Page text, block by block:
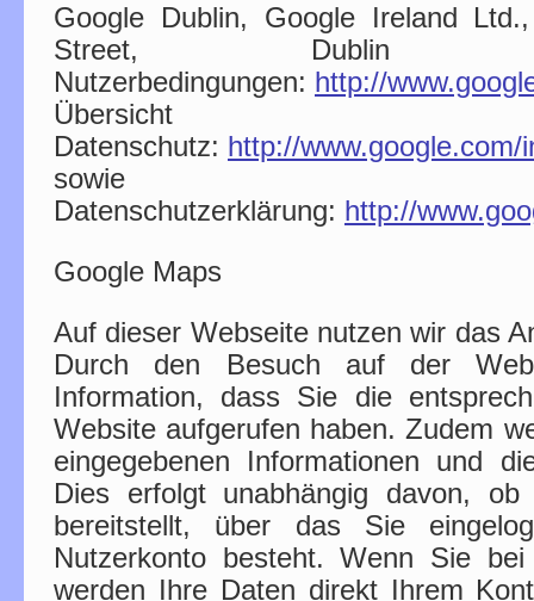
Google Dublin, Google Ireland
Street, Dublin
Nutzerbedingungen: http://
Datenschutz: http://
Datenschutzerklärung: http://
Google Maps
Auf dieser Webseite nutzen wir das
Durch den Besuch auf der
Information, dass Sie die
Website aufgerufen haben. Zudem
eingegebenen Informationen und
Dies erfolgt unabhängig davon,
bereitstellt, über das Sie
Nutzerkonto besteht. Wenn Sie
werden Ihre Daten direkt Ihrem